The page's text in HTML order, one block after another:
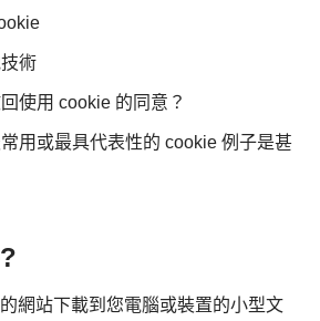
術
使用 cookie 的同意？
用或最具代表性的 cookie 例子是甚
網站下載到您電腦或裝置的小型文